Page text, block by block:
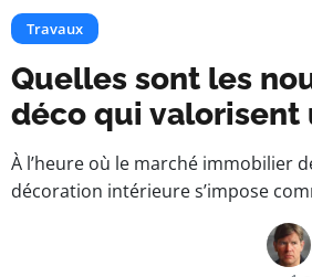
Travaux
Quelles sont les
déco qui valorisent
À l’heure où le marché immobilier
décoration intérieure s’impose